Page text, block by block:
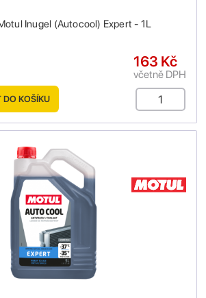
Inugel (Autocool) Expert - 1L
163 Kč
včetně DPH
DO KOŠÍKU